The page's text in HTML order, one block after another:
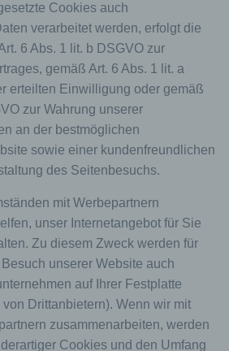
Cookies auch
verarbeitet werden, erfolgt die
6 Abs. 1 lit. b DSGVO zur
gemäß Art. 6 Abs. 1 lit. a
erteilten Einwilligung oder gemäß
zur Wahrung unserer
an der bestmöglichen
sowie einer kundenfreundlichen
des Seitenbesuchs.
mit Werbepartnern
unser Internetangebot für Sie
Zu diesem Zweck werden für
unserer Website auch
auf Ihrer Festplatte
Drittanbietern). Wenn wir mit
zusammenarbeiten, werden
Cookies und den Umfang